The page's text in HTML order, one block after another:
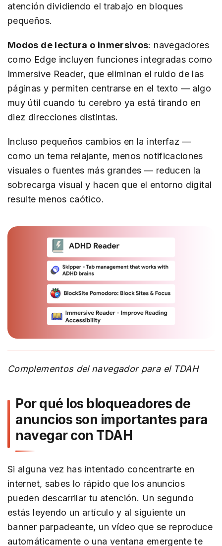
atención dividiendo el trabajo en bloques
pequeños.
Modos de lectura o inmersivos: navegadores
como Edge incluyen funciones integradas como
Immersive Reader, que eliminan el ruido de las
páginas y permiten centrarse en el texto — algo
muy útil cuando tu cerebro ya está tirando en
diez direcciones distintas.
Incluso pequeños cambios en la interfaz —
como un tema relajante, menos notificaciones
visuales o fuentes más grandes — reducen la
sobrecarga visual y hacen que el entorno digital
resulte menos caótico.
Complementos del navegador para el TDAH
Por qué los bloqueadores de
anuncios son importantes para
navegar con TDAH
Si alguna vez has intentado concentrarte en
internet, sabes lo rápido que los anuncios
pueden descarrilar tu atención. Un segundo
estás leyendo un artículo y al siguiente un
banner parpadeante, un vídeo que se reproduce
automáticamente o una ventana emergente te